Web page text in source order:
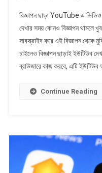
বিজ্ঞাপন ছাড়া YouTube এ
দেখার সময় কোনও বিজ্ঞাপন থামলে
সাবস্ক্রাইব করে এই বিজ্ঞাপন থেকে
চাইলেও বিজ্ঞাপন ছাড়াই ইউটিউব
ব্রাউজারে কাজ করবে, এটি ইউটিউব
Continue Reading